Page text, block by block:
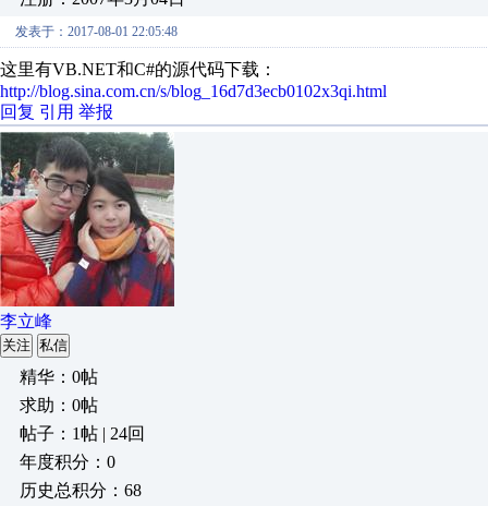
发表于：2017-08-01 22:05:48
这里有VB.NET和C#的源代码下载：
http://blog.sina.com.cn/s/blog_16d7d3ecb0102x3qi.html
回复 引用 举报
李立峰
关注 私信
精华：0帖
求助：0帖
帖子：1帖 | 24回
年度积分：0
历史总积分：68